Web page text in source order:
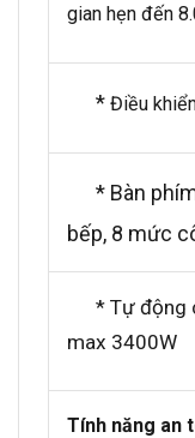
gian hẹn đến
* Điều
* Bàn phím
bếp, 8 mức
* Tự động
max 3400W
Tính năng an